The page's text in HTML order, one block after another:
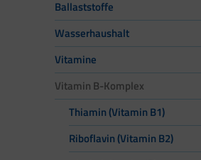
Ballaststoffe
Wasserhaushalt
Vitamine
Vitamin B-Komplex
Thiamin (Vitamin B1)
Riboflavin (Vitamin B2)